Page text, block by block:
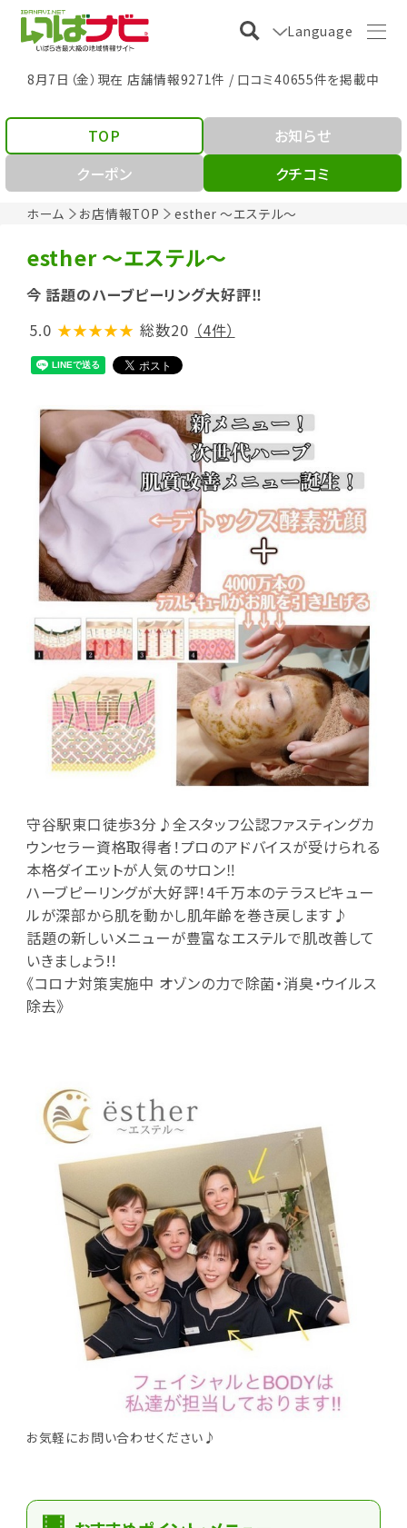
Language
8月7日（金）現在 店舗情報9271件 / 口コミ40655件を掲載中
ホーム お店情報TOP esther ～エステル～
TOP
お知らせ
クーポン
クチコミ
esther ～エステル～
今 話題のハーブピーリング大好評‼
5.0 ★★★★★ 総数20 （4件）
守谷駅東口徒歩3分♪全スタッフ公認ファスティングカ
ウンセラー資格取得者！プロのアドバイスが受けられる
本格ダイエットが人気のサロン‼
ハーブピーリングが大好評！4千万本のテラスピキュー
ルが深部から肌を動かし肌年齢を巻き戻します♪
話題の新しいメニューが豊富なエステルで肌改善して
いきましょう!!
《コロナ対策実施中 オゾンの力で除菌・消臭・ウイルス
除去》
お気軽にお問い合わせください♪